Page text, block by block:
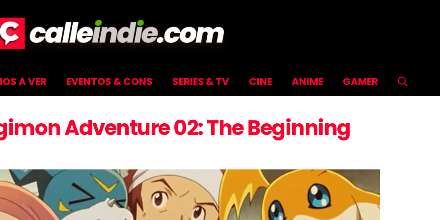
A VER EVENTOS & CONS SERIES & TV CINE ANIME GAMER
Adventure 02: The Beginning